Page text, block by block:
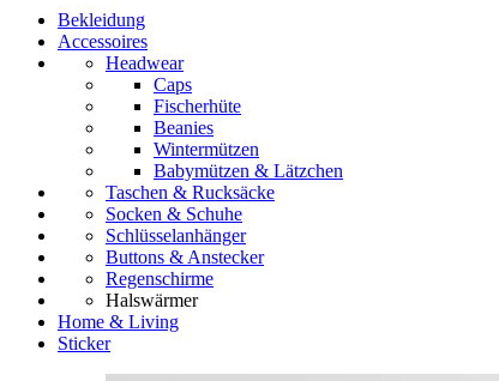
Bekleidung
Accessoires
Headwear
Caps
Fischerhüte
Beanies
Wintermützen
Babymützen & Lätzchen
Taschen & Rucksäcke
Socken & Schuhe
Schlüsselanhänger
Buttons & Anstecker
Regenschirme
Halswärmer
Home & Living
Sticker